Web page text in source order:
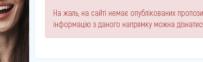
На жаль, на сайті немає опублікованих
інформацію з даного напрямку можна